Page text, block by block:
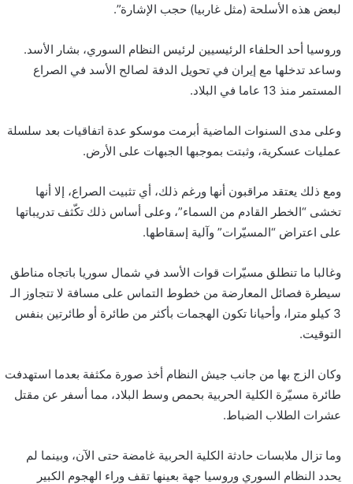
لبعض هذه الأسلحة (مثل غاربيا) حجب الإشارة”.
وروسيا أحد الحلفاء الرئيسيين لرئيس النظام السوري، بشار الأسد.
وساعد تدخلها مع إيران في تحويل الدفة لصالح الأسد في الصراع
المستمر منذ 13 عاما في البلاد.
وعلى مدى السنوات الماضية أبرمت موسكو عدة اتفاقيات بعد سلسلة
عمليات عسكرية، وثبتت بموجبها الجبهات على الأرض.
ومع ذلك يعتقد مراقبون أنها ورغم ذلك، أي تثبيت الصراع، إلا أنها
تخشى “الخطر القادم من السماء”، وعلى أساس ذلك تكّثف تدريباتها
على اعتراض “المسيّرات” وآلية إسقاطها.
وغالبا ما تنطلق مسيّرات قوات الأسد في شمال سوريا باتجاه مناطق
سيطرة فصائل المعارضة من خطوط التماس على مسافة لا تتجاوز الـ
3 كيلو مترا، وأحيانا تكون الهجمات بأكثر من طائرة أو طائرتين بنفس
التوقيت.
وكان الزج بها من جانب جيش النظام أخذ صورة مكثفة بعدما استهدفت
طائرة مسيّرة الكلية الحربية بحمص وسط البلاد، مما أسفر عن مقتل
عشرات الطلاب الضباط.
وما تزال ملابسات حادثة الكلية الحربية غامضة حتى الآن، وبينما لم
يحدد النظام السوري وروسيا جهة بعينها تقف وراء الهجوم الكبير